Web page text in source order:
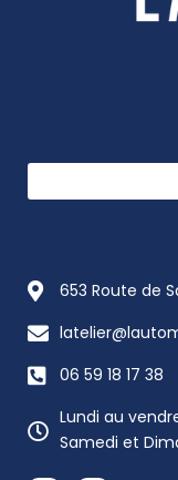
653 Route de
06 59 18 17 38
Lundi au
Samedi et